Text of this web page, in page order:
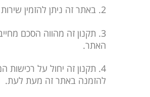
2. באתר זה ניתן להזמין שירות לקריאת מאמרים מיוחדים, המפורסמים באתר בתשלום (להלן: “המוצר”). המוצר הינו לפרק הזמן עליו משלם המזמין.
3. תקנון זה מהווה הסכם
האתר.
4. תקנון זה יחול על
להזמנה באתר זה מעת לעת.